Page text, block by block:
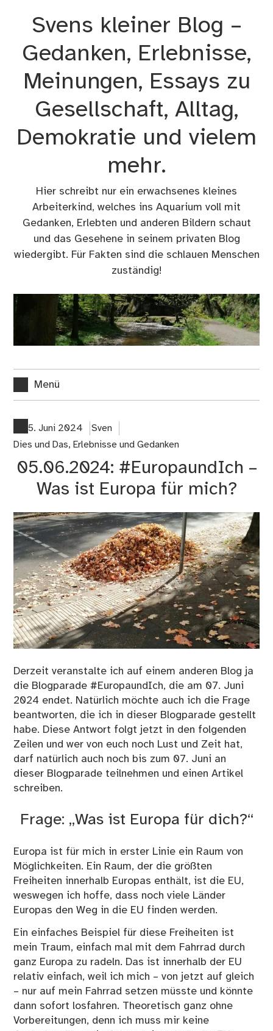
Svens kleiner Blog –
Gedanken, Erlebnisse,
Meinungen, Essays zu
Gesellschaft, Alltag,
Demokratie und vielem
mehr.
Hier schreibt nur ein erwachsenes kleines
Arbeiterkind, welches ins Aquarium voll mit
Gedanken, Erlebten und anderen Bildern schaut
und das Gesehene in seinem privaten Blog
wiedergibt. Für Fakten sind die schlauen Menschen
zuständig!
Menü
5. Juni 2024
Sven
Dies und Das, Erlebnisse und Gedanken
05.06.2024: #EuropaundIch –
Was ist Europa für mich?
Derzeit veranstalte ich auf einem anderen Blog ja
die Blogparade #EuropaundIch, die am 07. Juni
2024 endet. Natürlich möchte auch ich die Frage
beantworten, die ich in dieser Blogparade gestellt
habe. Diese Antwort folgt jetzt in den folgenden
Zeilen und wer von euch noch Lust und Zeit hat,
darf natürlich auch noch bis zum 07. Juni an
dieser Blogparade teilnehmen und einen Artikel
schreiben.
Frage: „Was ist Europa für dich?“
Europa ist für mich in erster Linie ein Raum von
Möglichkeiten. Ein Raum, der die größten
Freiheiten innerhalb Europas enthält, ist die EU,
weswegen ich hoffe, dass noch viele Länder
Europas den Weg in die EU finden werden.
Ein einfaches Beispiel für diese Freiheiten ist
mein Traum, einfach mal mit dem Fahrrad durch
ganz Europa zu radeln. Das ist innerhalb der EU
relativ einfach, weil ich mich – von jetzt auf gleich
– nur auf mein Fahrrad setzen müsste und könnte
dann sofort losfahren. Theoretisch ganz ohne
Vorbereitungen, denn ich muss mir keine